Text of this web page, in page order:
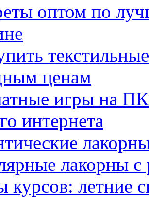
оптом по
ценам
игры на
интернета
лакорны с
курсов: летние